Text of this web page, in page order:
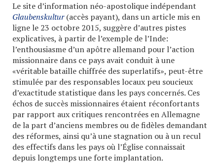
Le site d’information néo-apostolique indépendant
Glaubenskultur(accès payant), dans un article mis en
ligne le 23 octobre 2015, suggère d’autres pistes
explicatives, à partir de l’exemple de l’Inde:
l’enthousiasme d’un apôtre allemand pour l’action
missionnaire dans ce pays avait conduit à une
«véritable bataille chiffrée des superlatifs», peut-être
stimulée par des responsables locaux peu soucieux
d’exactitude statistique dans les pays concernés. Ces
échos de succès missionnaires étaient réconfortants
par rapport aux critiques rencontrées en Allemagne
de la part d’anciens membres ou de fidèles demandant
des réformes, ainsi qu’à une stagnation ou à un recul
des effectifs dans les pays où l’Église connaissait
depuis longtemps une forte implantation.